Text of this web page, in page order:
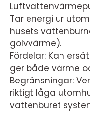
Tar energi ur
husets
golvvärme).
Fördelar: Kan
ger både värme
Begränsningar:
riktigt låga
vattenburet